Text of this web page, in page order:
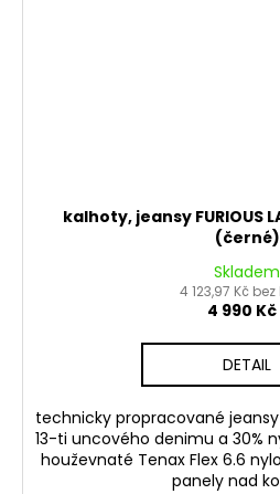
kalhoty, jeansy FURIOUS
(černé)
Skladem
4 123,97 Kč bez
4 990 Kč
DETAIL
technicky propracované
13-ti uncového denimu a 30%
houževnaté Tenax Flex 6.6
panely nad